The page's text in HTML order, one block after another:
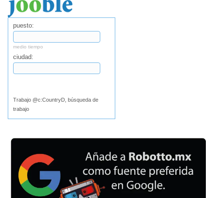
puesto:
medio tiempo
ciudad:
Trabajo @c:CountryD, búsqueda de
trabajo